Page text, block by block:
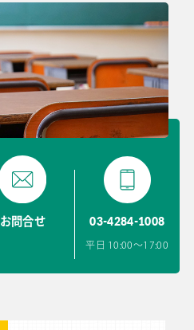
お問合せ 03-4284-1008
平日 10:00〜17:00